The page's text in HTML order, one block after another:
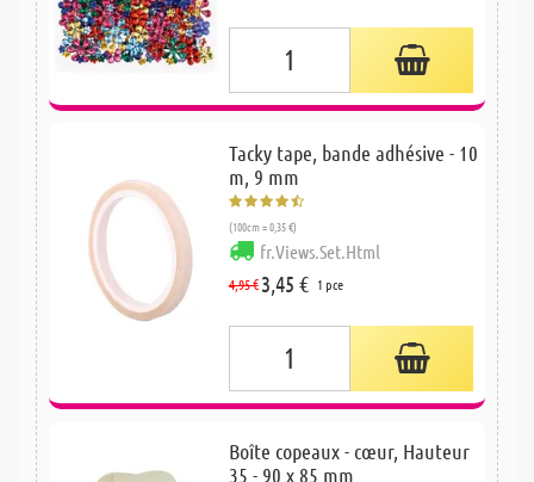
Tacky tape, bande adhésive - 10
m, 9 mm
(100cm = 0,35 €)
fr.Views.Set.Html
4,95 € 3,45 € 1 pce
Boîte copeaux - cœur, Hauteur
35 - 90 x 85 mm